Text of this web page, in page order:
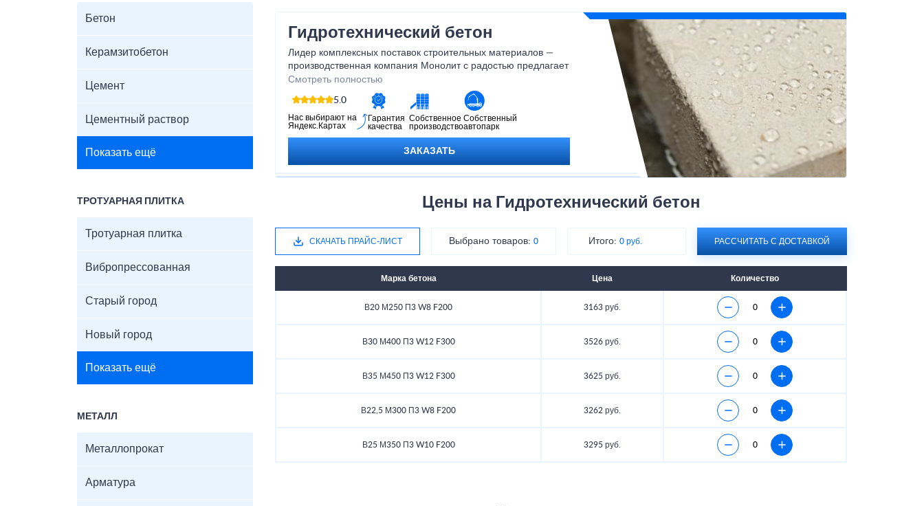
Бетон
Керамзитобетон
Цемент
Цементный раствор
Показать ещё
ТРОТУАРНАЯ ПЛИТКА
Тротуарная плитка
Вибропрессованная
Старый город
Новый город
Показать ещё
МЕТАЛЛ
Металлопрокат
Арматура
Гидротехнический бетон
Лидер комплексных поставок строительных материалов —
производственная компания Монолит с радостью предлагает
решения для частников и юридических лиц.
Смотреть полностью
5.0
Нас выбирают на
Яндекс.Картах
Гарантия
качества
Собственное
производство
Собственный
автопарк
ЗАКАЗАТЬ
Цены на Гидротехнический бетон
СКАЧАТЬ ПРАЙС-ЛИСТ Выбрано товаров: 0 Итого:0 руб. РАССЧИТАТЬ С ДОСТАВКОЙ
Марка бетона Цена Количество
В20 М250 П3 W8 F200 3163 руб.
В30 М400 П3 W12 F300 3526 руб.
В35 М450 П3 W12 F300 3625 руб.
В22,5 М300 П3 W8 F200 3262 руб.
В25 М350 П3 W10 F200 3295 руб.